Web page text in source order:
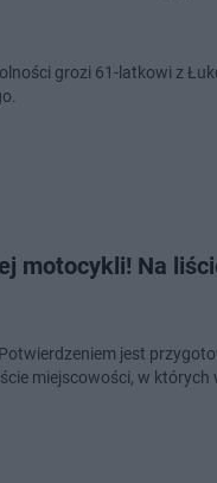
grozi 61-latkowi z
motocykli! Na
jest
miejscowości, w których